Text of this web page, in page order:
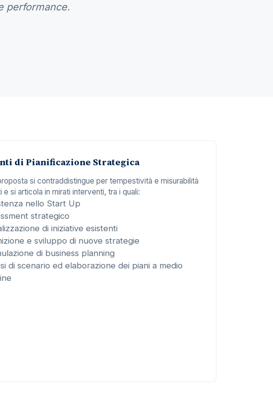
performance.
di Pianificazione Strategica
si contraddistingue per tempestività e misurabilità
e si articola in mirati interventi, tra i quali:
nello Start Up
strategico
di iniziative esistenti
e sviluppo di nuove strategie
di business planning
di scenario ed elaborazione dei piani a medio